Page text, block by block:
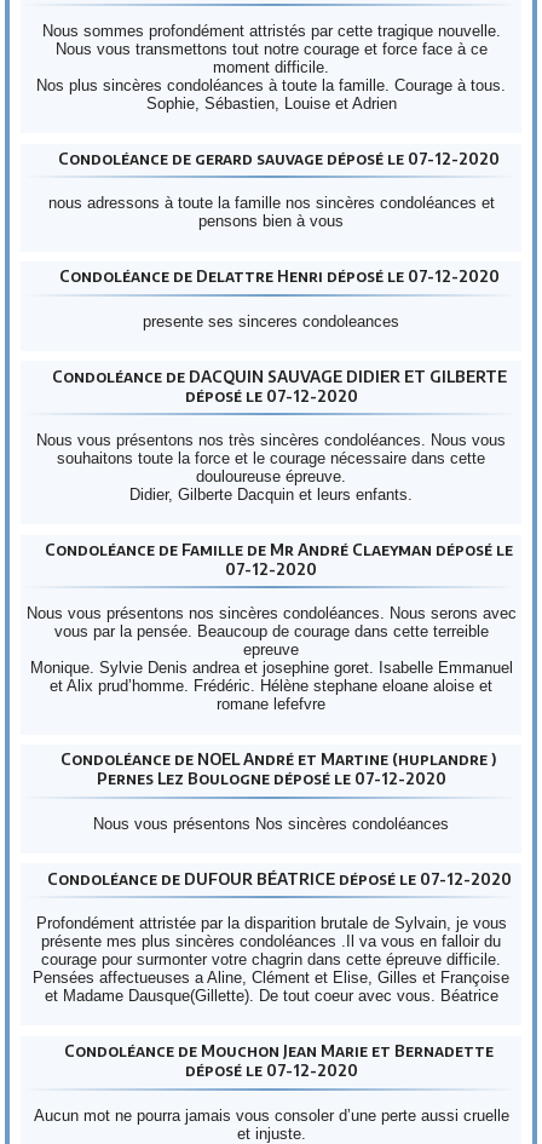
Nous sommes profondément attristés par cette tragique nouvelle.
Nous vous transmettons tout notre courage et force face à ce
moment difficile.
Nos plus sincères condoléances à toute la famille. Courage à tous.
Sophie, Sébastien, Louise et Adrien
Condoléance de gerard sauvage déposé le 07-12-2020
nous adressons à toute la famille nos sincères condoléances et
pensons bien à vous
Condoléance de Delattre Henri déposé le 07-12-2020
presente ses sinceres condoleances
Condoléance de DACQUIN SAUVAGE DIDIER ET GILBERTE
déposé le 07-12-2020
Nous vous présentons nos très sincères condoléances. Nous vous
souhaitons toute la force et le courage nécessaire dans cette
douloureuse épreuve.
Didier, Gilberte Dacquin et leurs enfants.
Condoléance de Famille de Mr André Claeyman déposé le
07-12-2020
Nous vous présentons nos sincères condoléances. Nous serons avec
vous par la pensée. Beaucoup de courage dans cette terreible
epreuve
Monique. Sylvie Denis andrea et josephine goret. Isabelle Emmanuel
et Alix prud’homme. Frédéric. Hélène stephane eloane aloise et
romane lefefvre
Condoléance de NOEL André et Martine (huplandre )
Pernes Lez Boulogne déposé le 07-12-2020
Nous vous présentons Nos sincères condoléances
Condoléance de DUFOUR BÉATRICE déposé le 07-12-2020
Profondément attristée par la disparition brutale de Sylvain, je vous
présente mes plus sincères condoléances .Il va vous en falloir du
courage pour surmonter votre chagrin dans cette épreuve difficile.
Pensées affectueuses a Aline, Clément et Elise, Gilles et Françoise
et Madame Dausque(Gillette). De tout coeur avec vous. Béatrice
Condoléance de Mouchon Jean Marie et Bernadette
déposé le 07-12-2020
Aucun mot ne pourra jamais vous consoler d’une perte aussi cruelle
et injuste.